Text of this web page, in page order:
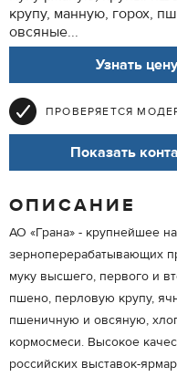
крупу, манную, горох,
овсяные...
Узнать цену
ПРОВЕРЯЕТСЯ
Показать
ОПИСАНИЕ
АО «Грана» - крупнейшее
зерноперерабатывающих
муку высшего, первого и
пшено, перловую крупу,
пшеничную и овсяную,
кормосмеси. Высокое
российских выставок-